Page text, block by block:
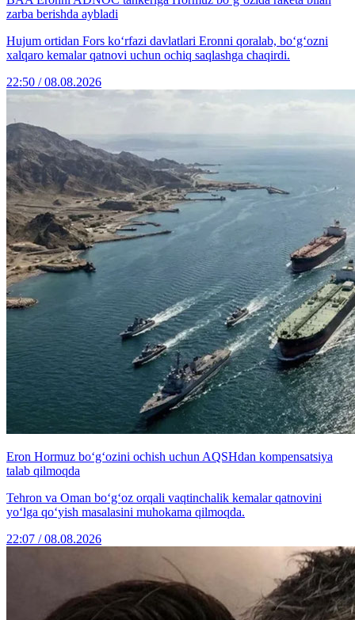
zarba berishda aybladi
Hujum ortidan Fors ko‘rfazi davlatlari Eronni qoralab, bo‘g‘ozni
xalqaro kemalar qatnovi uchun ochiq saqlashga chaqirdi.
22:50 / 08.08.2026
Eron Hormuz bo‘g‘ozini ochish uchun AQSHdan kompensatsiya
talab qilmoqda
Tehron va Oman bo‘g‘oz orqali vaqtinchalik kemalar qatnovini
yo‘lga qo‘yish masalasini muhokama qilmoqda.
22:07 / 08.08.2026